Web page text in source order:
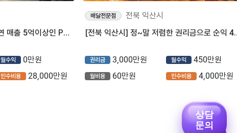
[전북 익산시] 좋은자리에 연 매출 5억이상인 PC방매물!!
월수익 0만원
인수비용 28,000만원
배달전문점
전북 익산시
[전북 익산시] 정~
권리금 3,000만원 월수익 450만원
월비용 60만원 인수비용 4,000만원
상담
문의